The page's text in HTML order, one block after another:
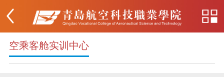
空乘客舱实训中心